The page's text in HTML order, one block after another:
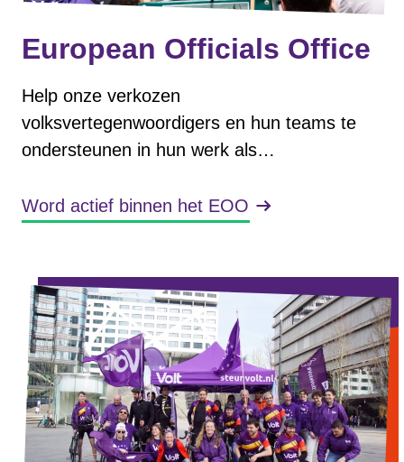
European Officials Office
Help onze verkozen
volksvertegenwoordigers en hun teams te
ondersteunen in hun werk als
Word actief binnen het EOO